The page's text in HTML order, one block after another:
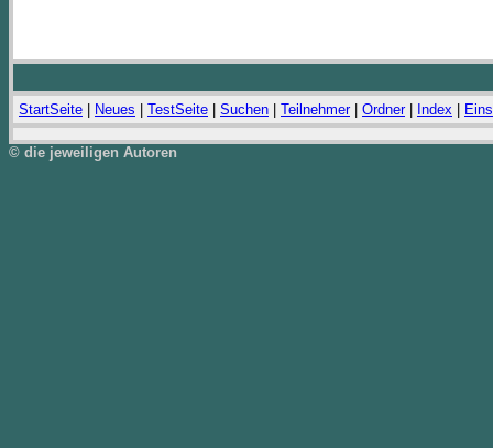
StartSeite Neues TestSeite Suchen Teilnehmer| Ordner| Index
© die jeweiligen Autoren